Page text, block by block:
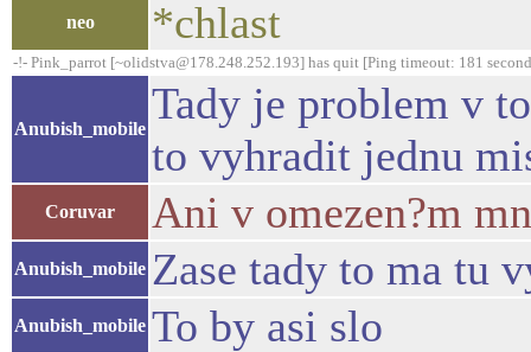
neo *chlast
-!- Pink_parrot [~olidstva@178.248.252.193] has quit [Ping timeout: 181
Anubish_mobile
Tady je problem v
to vyhradit jednu
Coruvar Ani v omezen?m
Anubish_mobile Zase tady to ma tu
Anubish_mobile To by asi slo